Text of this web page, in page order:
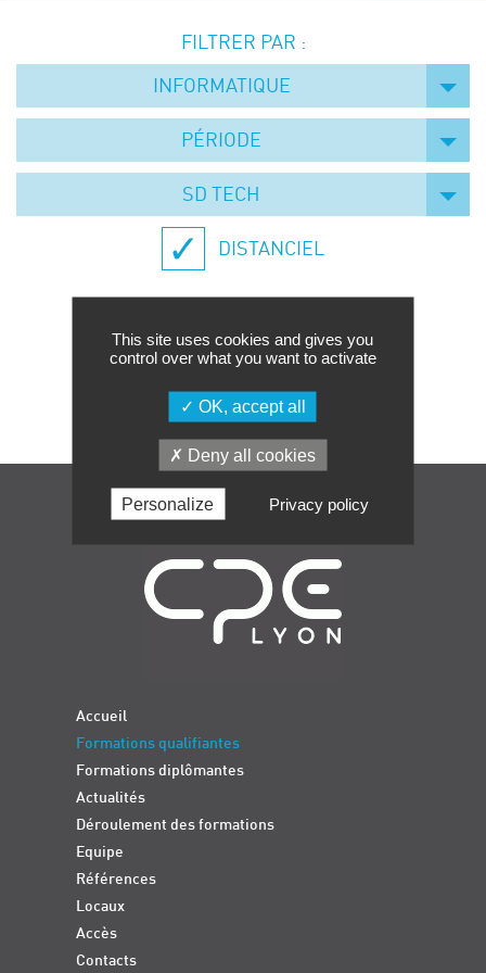
Symposium on Chain Transfer Catalysis for
sustainability – September 15 and 16, 2026
FRENCH-CHINESE CONFERENCE ON GREEN
Contacts
FILTRER PAR :
INFORMATIQUE
PÉRIODE
SD TECH
DISTANCIEL
Navigation
Accueil
Formations qualifiantes
Formations diplômantes
Actualités
Déroulement des formations
Equipe
Références
Locaux
Accès
Contacts
This site uses cookies and gives you
control over what you want to activate
OK, accept all
Deny all cookies
Personalize Privacy policy